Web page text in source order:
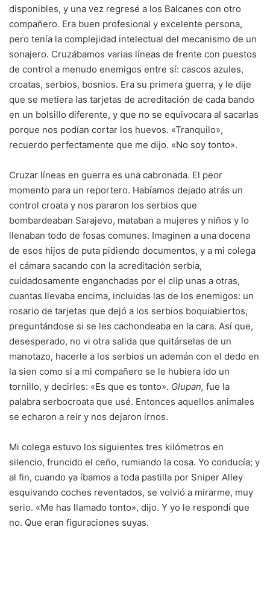
disponibles, y una vez regresé a los Balcanes con otro
compañero. Era buen profesional y excelente persona,
pero tenía la complejidad intelectual del mecanismo de un
sonajero. Cruzábamos varias líneas de frente con puestos
de control a menudo enemigos entre sí: cascos azules,
croatas, serbios, bosnios. Era su primera guerra, y le dije
que se metiera las tarjetas de acreditación de cada bando
en un bolsillo diferente, y que no se equivocara al sacarlas
porque nos podían cortar los huevos. «Tranquilo»,
recuerdo perfectamente que me dijo. «No soy tonto».
Cruzar líneas en guerra es una cabronada. El peor
momento para un reportero. Habíamos dejado atrás un
control croata y nos pararon los serbios que
bombardeaban Sarajevo, mataban a mujeres y niños y lo
llenaban todo de fosas comunes. Imaginen a una docena
de esos hijos de puta pidiendo documentos, y a mi colega
el cámara sacando con la acreditación serbia,
cuidadosamente enganchadas por el clip unas a otras,
cuantas llevaba encima, incluidas las de los enemigos: un
rosario de tarjetas que dejó a los serbios boquiabiertos,
preguntándose si se les cachondeaba en la cara. Así que,
desesperado, no vi otra salida que quitárselas de un
manotazo, hacerle a los serbios un ademán con el dedo en
la sien como si a mi compañero se le hubiera ido un
tornillo, y decirles: «Es que es tonto». Glupan, fue la
palabra serbocroata que usé. Entonces aquellos animales
se echaron a reír y nos dejaron irnos.
Mi colega estuvo los siguientes tres kilómetros en
silencio, fruncido el ceño, rumiando la cosa. Yo conducía; y
al fin, cuando ya íbamos a toda pastilla por Sniper Alley
esquivando coches reventados, se volvió a mirarme, muy
serio. «Me has llamado tonto», dijo. Y yo le respondí que
no. Que eran figuraciones suyas.